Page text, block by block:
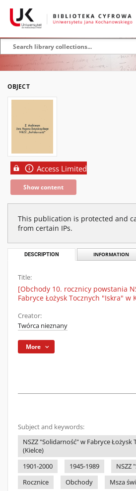
OBJECT
Access Limited
Show content
This publication is protected and
from certain IPs.
DESCRIPTION INFORMATION
Title:
[Obchody 10. rocznicy powstania
Fabryce Łożysk Tocznych "Iskra" w
Creator:
Twórca nieznany
More
Subject and keywords:
NSZZ "Solidarność" w Fabryce Łożysk
(Kielce)
1901-2000
1945-1989
NSZZ
Rocznice
Obchody
Msza